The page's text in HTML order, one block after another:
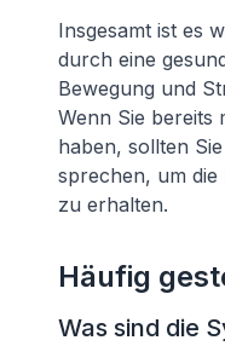
Insgesamt ist es
durch eine
Bewegung und
Wenn Sie bereits
haben, sollten
sprechen, um die
zu erhalten.
Häufig
Was sind die